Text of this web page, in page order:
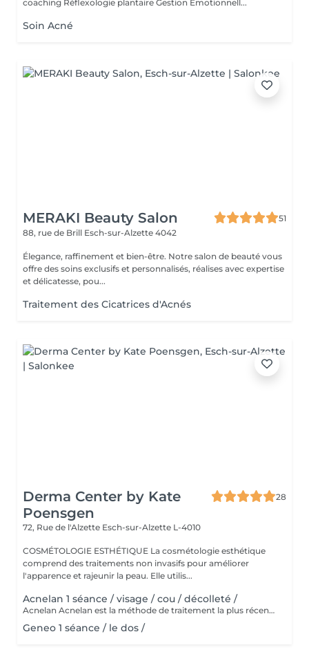
coaching Réflexologie plantaire Gestion Émotionnell...
Soin Acné
MERAKI Beauty Salon
51
88, rue de Brill Esch-sur-Alzette 4042
Élegance, raffinement et bien-être. Notre salon de beauté vous
offre des soins exclusifs et personnalisés, réalises avec expertise
et délicatesse, pou...
Traitement des Cicatrices d'Acnés
Derma Center by Kate
Poensgen
28
72, Rue de l'Alzette Esch-sur-Alzette L-4010
COSMÉTOLOGIE ESTHÉTIQUE La cosmétologie esthétique
comprend des traitements non invasifs pour améliorer
l'apparence et rajeunir la peau. Elle utilis...
Acnelan 1 séance / visage / cou / décolleté /
Acnelan Acnelan est la méthode de traitement la plus récente et la plus innovante de l'acné. Le pack de soins de la marque espagnole Mesoestetic guérit efficacement les changements d'acné de différentes origines et phases. Cette thérapie apaise la peau et les zones enflammées, et a un effet très positif sur la guérison des complications de l'acné, car les cicatrices ne sont plus aussi visibles et les taches sont affinées. C'est la méthode complexe qui guérit l'acné et empêche de nouveaux changements de se produire. Principalement les principes actifs, tels que le complexe bexarétinyle (un rétinoïde), le soufre et le kaolin, fonctionnent comme un nettoyant en profondeur pour les pores obstrués, ce qui conduit à une amélioration visible du teint de la peau. De plus, d'autres ingrédients actifs tels que l'acide hyaluronique, le zinc, l'aloe vera et le cuivre sont présents dans le pack Acknelan. Le complexe d'acné breveté comprend également: Alcool | Acide mandélique | Azelate de disodium | Soufre | Kaolin | Aqua | Acide salicylique | Hydroxypropylméthylcellulose | Acide shikimique | Rétinoxytriméthylsilanes. Les substances combattent tous les symptômes de l'acné, guérissent la peau enflammée, nettoient les pores, réduisent le nombre de points noirs, écaillent la peau, affinent l'apparence, équilibrent la production de sébum et ont un effet antibactérien.
Geneo 1 séance / le dos /